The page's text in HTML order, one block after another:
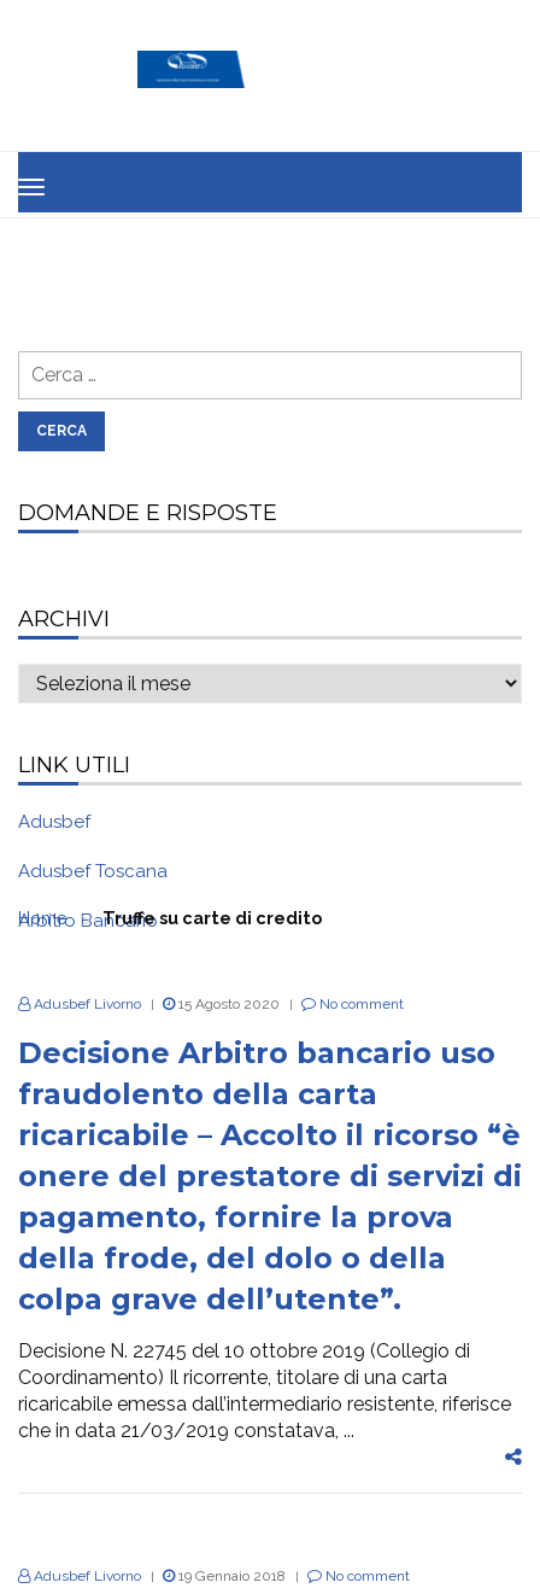
MENU
Ricerca
per:
DOMANDE E RISPOSTE
ARCHIVI
Archivi
LINK UTILI
Adusbef
Adusbef Toscana
Arbitro Bancario
Home > Truffe su carte di credito
Adusbef Livorno | 15 Agosto 2020 | No comment
Decisione Arbitro bancario uso
fraudolento della carta
ricaricabile – Accolto il ricorso “è
onere del prestatore di servizi di
pagamento, fornire la prova
della frode, del dolo o della
colpa grave dell’utente”.
Decisione N. 22745 del 10 ottobre 2019 (Collegio di
Coordinamento) Il ricorrente, titolare di una carta
ricaricabile emessa dall’intermediario resistente, riferisce
che in data 21/03/2019 constatava, ...
Adusbef Livorno | 19 Gennaio 2018 | No comment